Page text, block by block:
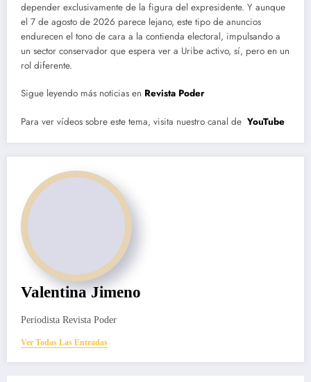
depender exclusivamente de la figura del expresidente. Y aunque
el 7 de agosto de 2026 parece lejano, este tipo de anuncios
endurecen el tono de cara a la contienda electoral, impulsando a
un sector conservador que espera ver a Uribe activo, sí, pero en un
rol diferente.
Sigue leyendo más noticias en Revista Poder
Para ver vídeos sobre este tema, visita nuestro canal de YouTube
Valentina Jimeno
Periodista Revista Poder
Ver Todas Las Entradas